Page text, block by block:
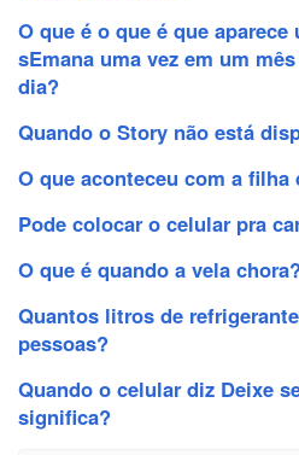
O que é o que é que aparece
sEmana uma vez em um
dia?
Quando o Story não está
O que aconteceu com a
Pode colocar o celular pra
O que é quando a vela
Quantos litros de
pessoas?
Quando o celular diz Deixe
significa?